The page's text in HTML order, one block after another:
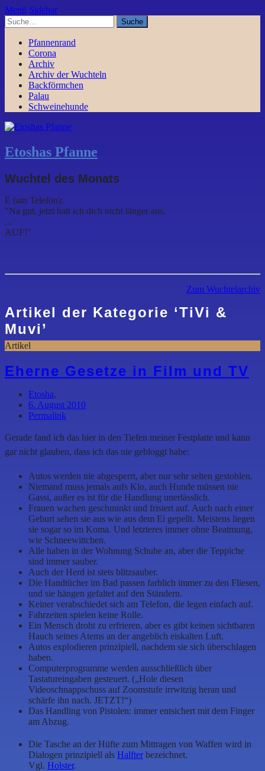
Menü Sidebar
Pfannenrand
Corona
Archiv
Archiv der Wuchteln
Backförmchen
Palau
Schweinehunde
Etoshas Pfanne
Wuchtel des Monats
E (am Telefon):
"Na gut, jetzt halt ich dich nicht länger aus.
...
AUF!"
Zum Wuchtelarchiv
Artikel der Kategorie ‘TiVi &
Muvi’
Artikel
Eherne Gesetze in Film und TV
Etosha,
6. August 2010
Permalink
Gerade fand ich das hier in den Tiefen meiner Festplatte und kann
gar nicht glauben, dass ich das nie gebloggt habe:
Autos werden nie abgesperrt, aber nur sehr selten gestohlen.
Niemand muss jemals aufs Klo, auch Hunde müssen nie
Gassi, außer es ist für die Handlung unerlässlich.
Frauen wachen geschminkt und frisiert auf. Auch nach einer
Geburt sehen sie aus wie aus dem Ei gepellt. Meistens liegen
sie sogar so im Koma. Und letzteres immer ohne Beatmung,
wie Schneewittchen.
Alle haben in der Wohnung Schuhe an, aber die Teppiche
sind immer sauber.
Auch der Herd ist stets blitzsauber.
Die Handtücher im Bad passen farblich immer zu den Fliesen,
und sie hängen gefaltet auf den Ständern.
Keiner verabschiedet sich am Telefon, die legen einfach auf.
Fahrzeiten spielen keine Rolle.
Ein Mensch droht zu erfrieren, aber es gibt keinen sichtbaren
Hauch seines Atems an der angeblich eiskalten Luft.
Autos explodieren prinzipiell, nachdem sie sich überschlagen
haben.
Computerprogramme werden ausschließlich über
Tastatureingaben gesteuert. („Hole diesen
Videoschnappschuss auf Zoomstufe irrwitzig heran und
schärfe ihn nach. JETZT!“)
Das Handling von Pistolen: immer entsichert mit dem Finger
am Abzug.
Die Tasche an der Hüfte zum Mittragen von Waffen wird in
Dialogen prinzipiell als Halfter bezeichnet.
Vgl. Holster.